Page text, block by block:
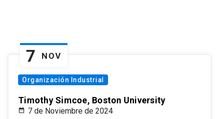
7 NOV
Organización Industrial
Timothy Simcoe, Boston University
7 de Noviembre de 2024